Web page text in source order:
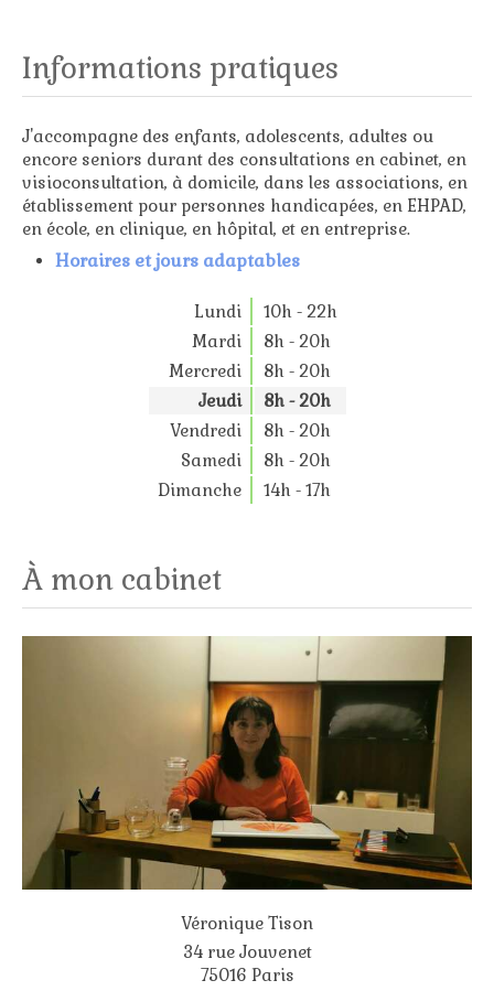
Informations pratiques
J'accompagne des enfants, adolescents, adultes ou
encore seniors durant des consultations en cabinet, en
visioconsultation, à domicile, dans les associations, en
établissement pour personnes handicapées, en EHPAD,
en école, en clinique, en hôpital, et en entreprise.
Horaires et jours adaptables
Lundi
10h - 22h
Mardi
8h - 20h
Mercredi
8h - 20h
Jeudi
8h - 20h
Vendredi
8h - 20h
Samedi
8h - 20h
Dimanche
14h - 17h
À mon cabinet
Véronique Tison
34 rue Jouvenet
75016 Paris